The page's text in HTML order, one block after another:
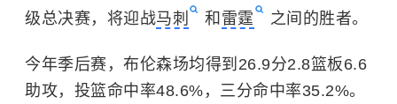
级总决赛，将迎战马刺 和 雷霆 之间的胜者。
今年季后赛，布伦森场均得到26.9分2.8篮板6.6
助攻，投篮命中率48.6%，三分命中率35.2%。